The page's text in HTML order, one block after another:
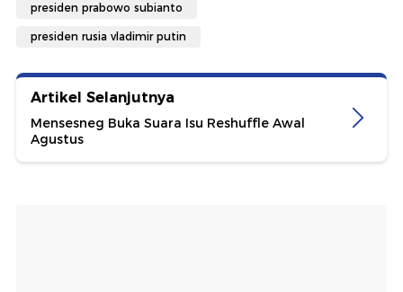
presiden prabowo subianto
presiden rusia vladimir putin
Artikel Selanjutnya
Mensesneg Buka Suara Isu Reshuffle Awal
Agustus